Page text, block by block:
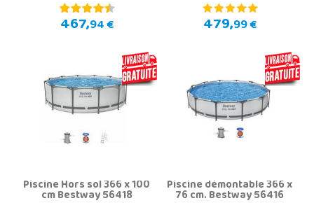
467,94 € 479,99 €
Piscine Hors sol 366 x 100
cm Bestway 56418 Piscine démontable 366 x
76 cm. Bestway 56416